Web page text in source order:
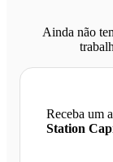
Ainda não
Receba um
Station